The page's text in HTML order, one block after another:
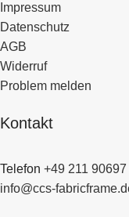
Impressum
Datenschutz
AGB
Widerruf
Problem melden
Kontakt
Telefon +49 211 90697
info@ccs-